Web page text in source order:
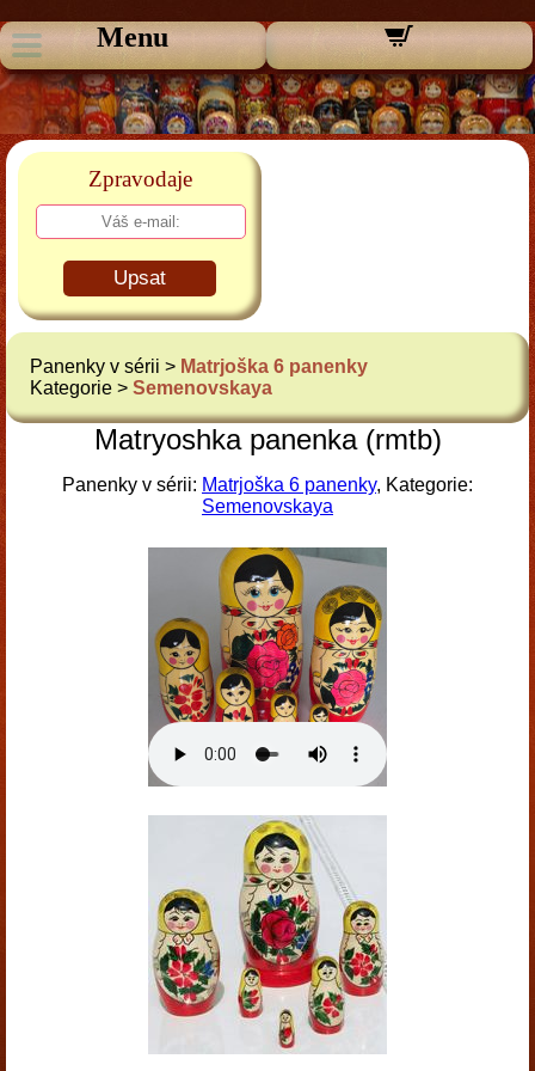
Menu
Zpravodaje
Upsat
Panenky v sérii > Matrjoška 6 panenky
Kategorie > Semenovskaya
Matryoshka panenka (rmtb)
Panenky v sérii: Matrjoška 6 panenky, Kategorie:
Semenovskaya